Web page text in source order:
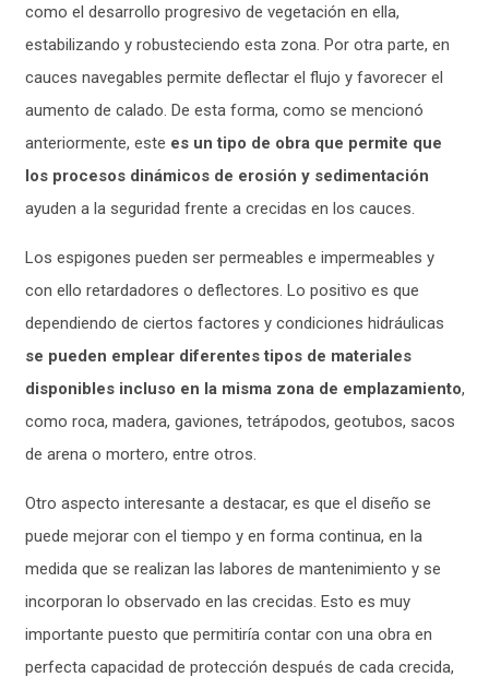
como el desarrollo progresivo de vegetación en ella,
estabilizando y robusteciendo esta zona. Por otra parte, en
cauces navegables permite deflectar el flujo y favorecer el
aumento de calado. De esta forma, como se mencionó
anteriormente, este es un tipo de obra que permite que
los procesos dinámicos de erosión y sedimentación
ayuden a la seguridad frente a crecidas en los cauces.
Los espigones pueden ser permeables e impermeables y
con ello retardadores o deflectores. Lo positivo es que
dependiendo de ciertos factores y condiciones hidráulicas
se pueden emplear diferentes tipos de materiales
disponibles incluso en la misma zona de emplazamiento,
como roca, madera, gaviones, tetrápodos, geotubos, sacos
de arena o mortero, entre otros.
Otro aspecto interesante a destacar, es que el diseño se
puede mejorar con el tiempo y en forma continua, en la
medida que se realizan las labores de mantenimiento y se
incorporan lo observado en las crecidas. Esto es muy
importante puesto que permitiría contar con una obra en
perfecta capacidad de protección después de cada crecida,